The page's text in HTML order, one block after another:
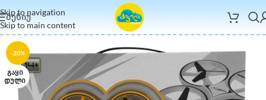
Skip to navigation
Skip to main content
ᲛᲔᲜᲘᲣ
-20%
ᲒᲐᲧᲘ
ᲓᲣᲚᲘ